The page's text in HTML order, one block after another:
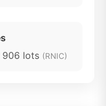
906 lots (RNIC)